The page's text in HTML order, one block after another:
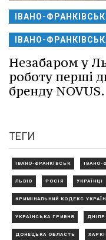
ІВАНО-ФРАНКІВСЬК
ІВАНО-
Незабаром у
роботу перші
бренду NOVUS.
ТЕГИ
ІВАНО-ФРАНКІВСЬК ІВАНО-
ЛЬВІВ РОСІЯ УКРАЇНЦІ
КРИМІНАЛЬНИЙ КОДЕКС
УКРАЇНСЬКА ГРИВНЯ
ДОНЕЦЬКА ОБЛАСТЬ